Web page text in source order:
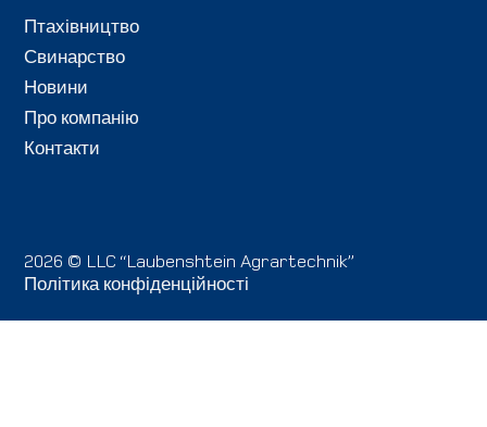
Птахівництво
Свинарство
Новини
Про компанію
Контакти
2026 © LLC “Laubenshtein Agrartechnik”
Політика конфіденційності